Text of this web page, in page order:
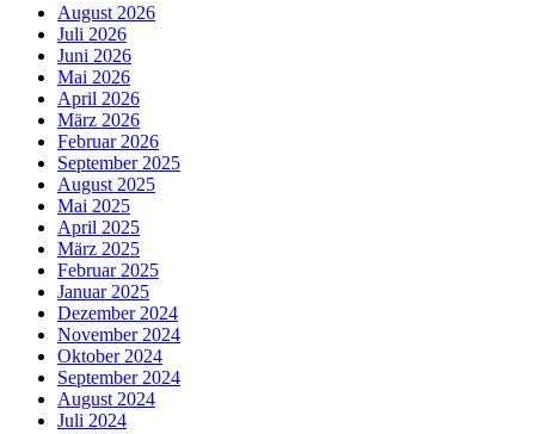
August 2026
Juli 2026
Juni 2026
Mai 2026
April 2026
März 2026
Februar 2026
September 2025
August 2025
Mai 2025
April 2025
März 2025
Februar 2025
Januar 2025
Dezember 2024
November 2024
Oktober 2024
September 2024
August 2024
Juli 2024